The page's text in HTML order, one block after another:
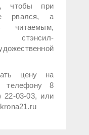
чтобы при
рвался, а
читаемым,
цену на
телефону 8
22-03-03, или